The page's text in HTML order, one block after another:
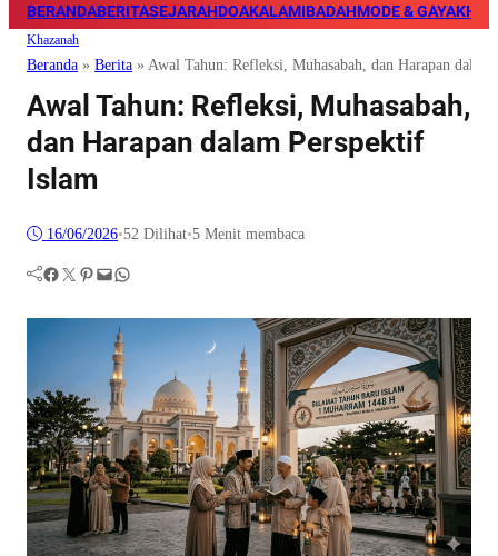
BERANDABERITASEJARAHDOAKALAMIBADAHMODE & GAYA
Khazanah
Beranda » Berita » Awal Tahun: Refleksi, Muhasabah, dan Harapan
Awal Tahun: Refleksi, Muhasabah,
dan Harapan dalam Perspektif
Islam
16/06/2026•52 Dilihat•5 Menit membaca
Facebook Twitter Pinterest Mail WhatsApp